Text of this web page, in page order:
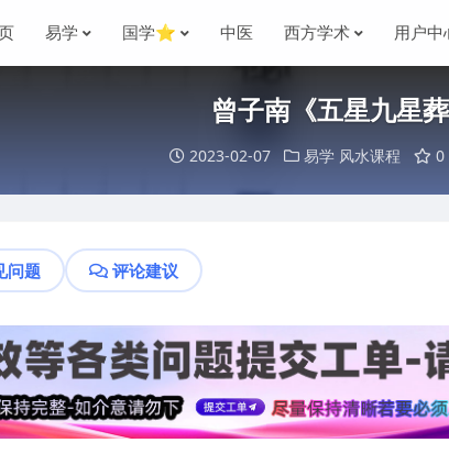
易学 国学⭐ 中医 西方学术 用户
曾子南《五星九星
2023-02-07 易学 风水课程 0
问题 评论建议